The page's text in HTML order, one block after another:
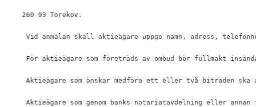
260 93 Torekov.
Vid anmälan skall aktieägare uppge namn, adress,
För aktieägare som företräds av ombud bör fullmakt
Aktieägare som önskar medföra ett eller två biträden ska
Aktieägare som genom banks notariatavdelning eller